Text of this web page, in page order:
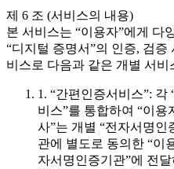
제 6 조 (서비스의 내용)
본 서비스는 “이용자”에게 다
“디지털 증명서”의 인증, 검
비스로 다음과 같은 개별 서비
1. “간편인증서비스”: 각
비스”를 통합하여 “이용
사”는 개별 “전자서명인
관에 별도로 동의한 “이
자서명인증기관”에 전